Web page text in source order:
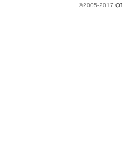
©2005-2017